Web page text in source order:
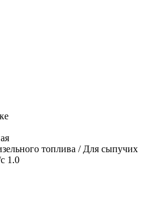
топлива / Для сыпучих
1.0